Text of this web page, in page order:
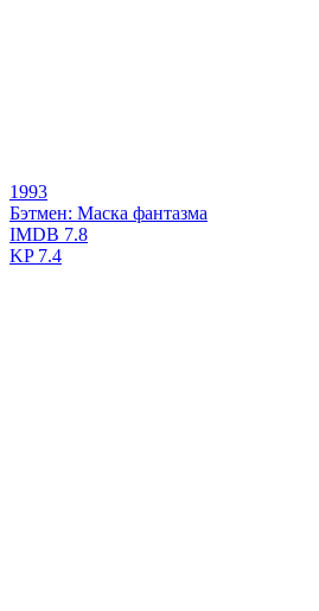
1993
Бэтмен: Маска фантазма
IMDB 7.8
KP7.4